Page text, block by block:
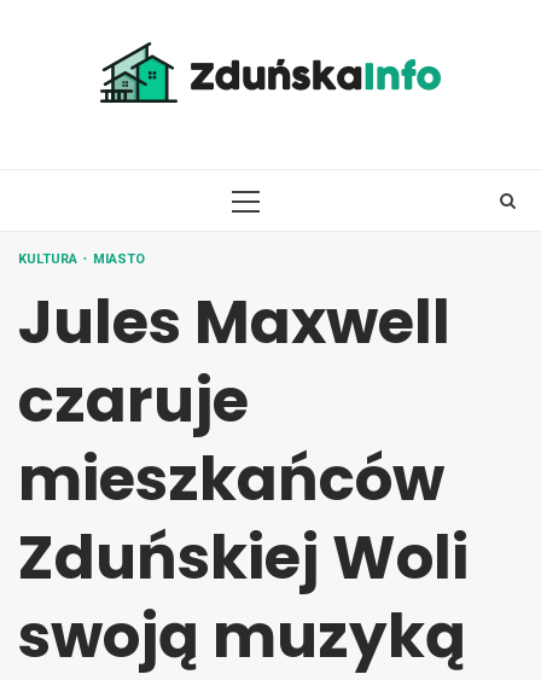
PRIMARY
KULTURA MIASTO
Jules Maxwell
czaruje
mieszkańców
Zduńskiej Woli
swoją muzyką